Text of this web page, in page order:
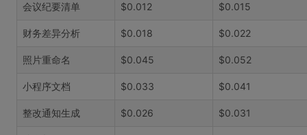
会议纪要清单 $0.012 $0.015
财务差异分析 $0.018 $0.022
照片重命名 $0.045 $0.052
小程序文档 $0.033 $0.041
整改通知生成 $0.026 $0.031